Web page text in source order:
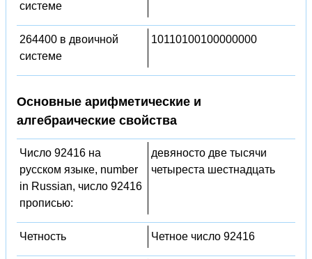
системе
264400 в двоичной
системе
10110100100000000
Основные арифметические и
алгебраические свойства
Число 92416 на
русском языке, number
in Russian, число 92416
прописью:
девяносто две тысячи
четыреста шестнадцать
Четность Четное число 92416